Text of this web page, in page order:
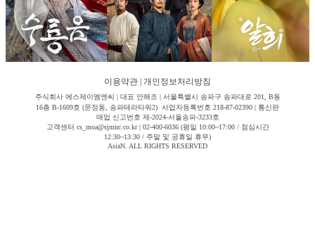
이용약관 개인정보처리방침
주식회사 에스제이엠엔씨 | 대표 안해조 | 서울특별시 송파구 송파대로 201, B동
16층 B-1609호 (문정동, 송파테라타워2) 사업자등록번호 218-87-02390 | 통신판
매업 신고번호 제-2024-서울송파-3233호
고객센터 cs_moa@sjmnc.co.kr | 02-400-6036 (평일 10:00~17:00 / 점심시간
12:30~13:30 / 주말 및 공휴일 휴무)
AsiaN. ALL RIGHTS RESERVED